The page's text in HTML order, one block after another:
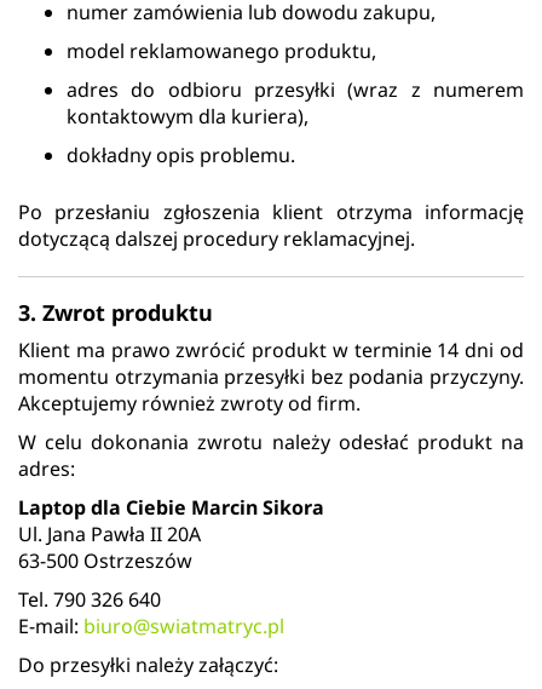
numer zamówienia lub dowodu zakupu,
model reklamowanego produktu,
adres do odbioru przesyłki (wraz z numerem
kontaktowym dla kuriera),
dokładny opis problemu.
Po przesłaniu zgłoszenia klient otrzyma informację
dotyczącą dalszej procedury reklamacyjnej.
3. Zwrot produktu
Klient ma prawo zwrócić produkt w terminie 14 dni od
momentu otrzymania przesyłki bez podania przyczyny.
Akceptujemy również zwroty od firm.
W celu dokonania zwrotu należy odesłać produkt na
adres:
Laptop dla Ciebie Marcin Sikora
Ul. Jana Pawła II 20A
63-500 Ostrzeszów
Tel. 790 326 640
E-mail: biuro@swiatmatryc.pl
Do przesyłki należy załączyć: